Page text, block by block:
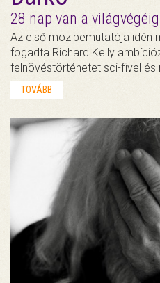
28 nap van a világvégéig
Az első mozibemutatója idén
fogadta Richard Kelly
felnövéstörténetet sci-fivel és
TOVÁBB